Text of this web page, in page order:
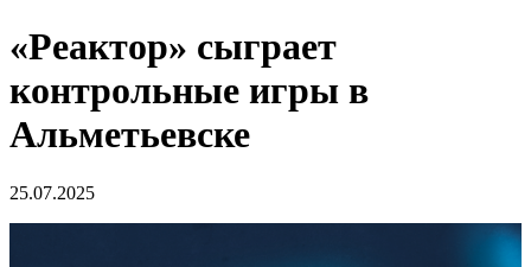
«Реактор» сыграет
контрольные игры в
Альметьевске
25.07.2025